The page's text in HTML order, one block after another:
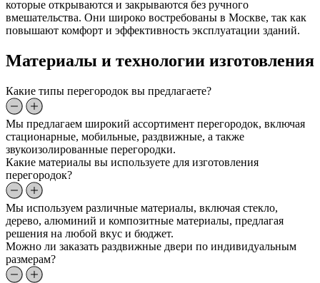
которые открываются и закрываются без ручного
вмешательства. Они широко востребованы в Москве, так как
повышают комфорт и эффективность эксплуатации зданий.
Материалы и технологии изготовления
Какие типы перегородок вы предлагаете?
Мы предлагаем широкий ассортимент перегородок, включая
стационарные, мобильные, раздвижные, а также
звукоизолированные перегородки.
Какие материалы вы используете для изготовления
перегородок?
Мы используем различные материалы, включая стекло,
дерево, алюминий и композитные материалы, предлагая
решения на любой вкус и бюджет.
Можно ли заказать раздвижные двери по индивидуальным
размерам?